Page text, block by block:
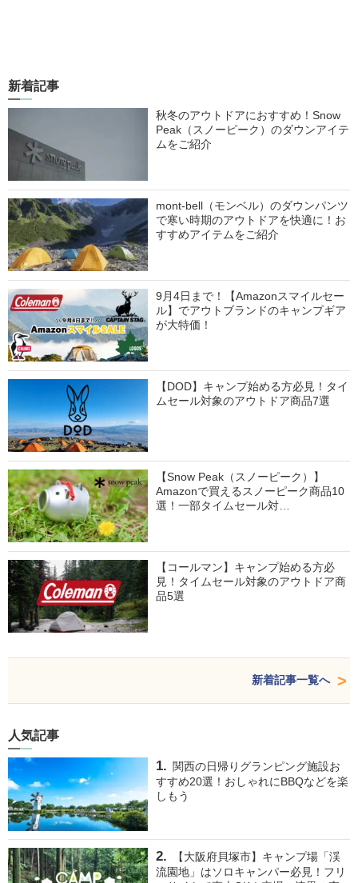
新着記事
秋冬のアウトドアにおすすめ！Snow
Peak（スノーピーク）のダウンアイテ
ムをご紹介
mont-bell（モンベル）のダウンパンツ
で寒い時期のアウトドアを快適に！お
すすめアイテムをご紹介
9月4日まで！【Amazonスマイルセー
ル】でアウトブランドのキャンプギア
が大特価！
【DOD】キャンプ始める方必見！タイ
ムセール対象のアウトドア商品7選
【Snow Peak（スノーピーク）】
Amazonで買えるスノーピーク商品10
選！一部タイムセール対…
【コールマン】キャンプ始める方必
見！タイムセール対象のアウトドア商
品5選
新着記事一覧へ
人気記事
関西の日帰りグランピング施設お
すすめ20選！おしゃれにBBQなどを楽
しもう
【大阪府貝塚市】キャンプ場「渓
流園地」はソロキャンパー必見！フリ